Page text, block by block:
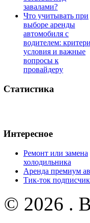
завалами?
Что учитывать при
выборе аренды
автомобиля с
водителем:
условия и важные
вопросы к
провайдеру
Статистика
Интересное
Ремонт или замена
холодильника
Аренда премиум
Тик-ток
© 2026 .